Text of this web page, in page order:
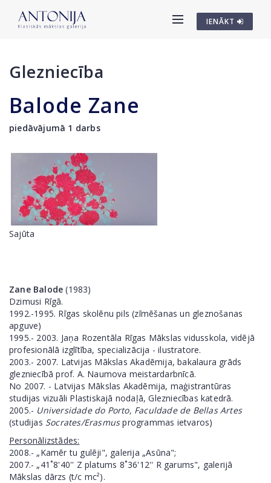
IENĀKT
Glezniecība
Balode Zane
piedāvājumā 1 darbs
Sajūta
Zane Balode (1983)
Dzimusi Rīgā.
1992.-1995. Rīgas skolēnu pils (zīmēšanas un gleznošanas
apguve)
1995.- 2003. Jaņa Rozentāla Rīgas Mākslas vidusskola, vidējā
profesionālā izglītība, specializācija - ilustratore.
2003.- 2007. Latvijas Mākslas Akadēmija, bakalaura grāds
glezniecībā prof. A. Naumova meistardarbnīcā.
No 2007. - Latvijas Mākslas Akadēmija, maģistrantūras
studijas vizuāli Plastiskajā nodaļā, Glezniecības katedrā.
2005.- Universidade do Porto, Faculdade de Bellas Artes
(studijas Socrates/Erasmusprogrammas ietvaros)
Personālizstādes:
2008.- „Kamēr tu gulēji", galerija „Asūna";
2007.- „41˚8'40'' Z platums 8˚36'12'' R garums", galerijā
Mākslas dārzs (t/c mc²).